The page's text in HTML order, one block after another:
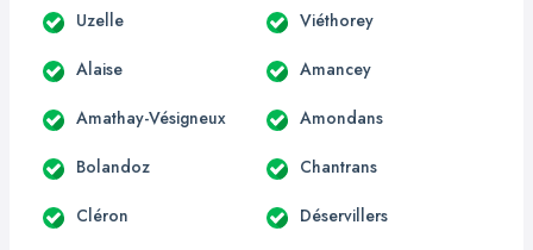
Uzelle Viéthorey
Alaise Amancey
Amathay-Vésigneux Amondans
Bolandoz Chantrans
Cléron Déservillers